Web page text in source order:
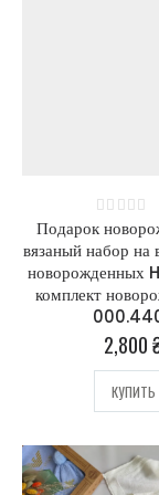
0out of
Подарок
вязаный набор на
новорожденных
комплект
2,800
КУПИТЬ